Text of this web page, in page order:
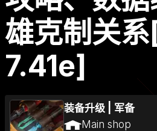
雄克制关
7.41e]
装备升级
军备
Main shop